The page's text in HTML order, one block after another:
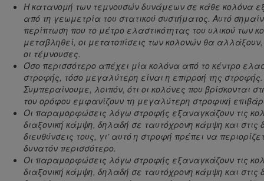
Η κατανομή των τεμνουσών δυνάμεων σε κάθε κολόνα
από τη γεωμετρία του στατικού συστήματος. Αυτό
περίπτωση που το μέτρο ελαστικότητας του υλικού των
μεταβληθεί, οι μετατοπίσεις των κολονών θα
οι τέμνουσες.
Όσο περισσότερο απέχει μία κολόνα από το κέντρο
στροφής, τόσο μεγαλύτερη είναι η επιρροή της στροφής.
Συμπεραίνουμε, λοιπόν, ότι οι κολόνες που βρίσκονται
του ορόφου εμφανίζουν τη μεγαλύτερη στροφική
Οι παραμορφώσεις λόγω στροφής εξαναγκάζουν τις
διαξονική κάμψη, δηλαδή σε ταυτόχρονη κάμψη και στις
διευθύνσεις τους, γι’ αυτό η στροφή πρέπει να
δυνατόν περισσότερο.
Οι παραμορφώσεις λόγω στροφής εξαναγκάζουν τις
διαξονική κάμψη, δηλαδή σε ταυτόχρονη κάμψη και στις